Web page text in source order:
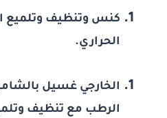
كنس وتنظيف وتلميع
الحراري.
الخارجي غسيل
الرطب مع تنظيف